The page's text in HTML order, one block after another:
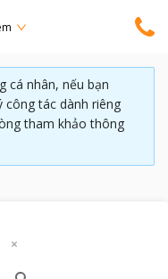
cá nhân, nếu bạn
công tác dành riêng
tham khảo thông